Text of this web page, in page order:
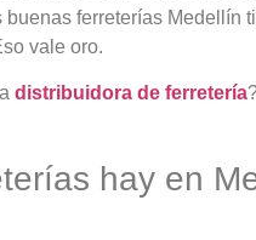
buenas ferreterías Medellín
vale oro.
distribuidora de ferretería
hay en